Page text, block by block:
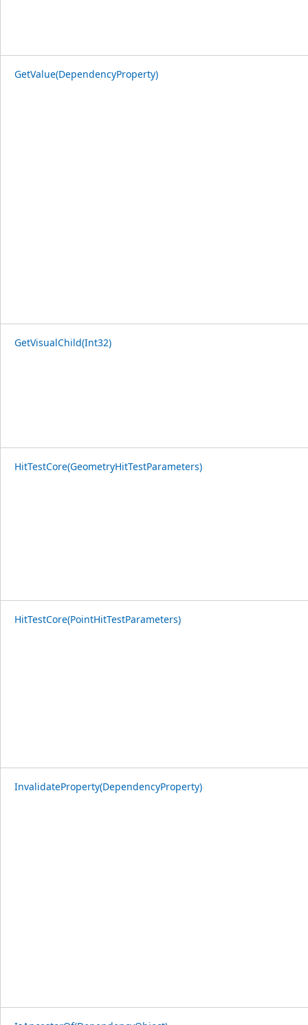
GetValue(DependencyProperty)
GetVisualChild(Int32)
HitTestCore(GeometryHitTestParameters)
HitTestCore(PointHitTestParameters)
InvalidateProperty(DependencyProperty)